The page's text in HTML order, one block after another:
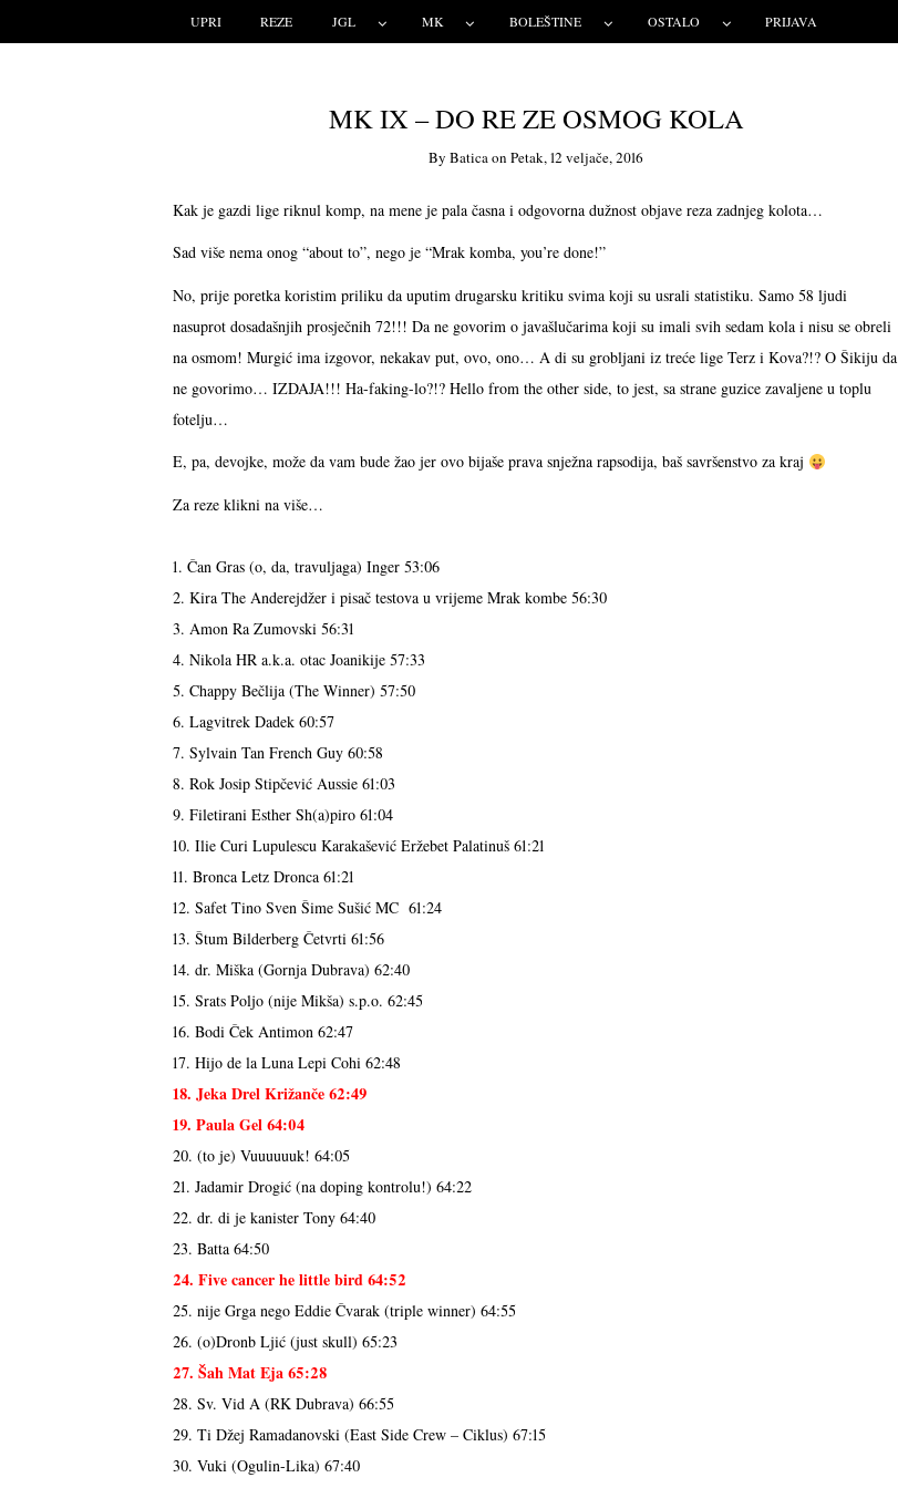
UPRI REZE JGL MK BOLEŠTINE OSTALO PRIJAVA
MK IX – DO RE ZE OSMOG KOLA
ByBaticaonPetak, 12 veljače, 2016
Kak je gazdi lige riknul komp, na mene je pala časna i odgovorna dužnost objave reza zadnjeg kolota…
Sad više nema onog “about to”, nego je “Mrak komba, you’re done!”
No, prije poretka koristim priliku da uputim drugarsku kritiku svima koji su usrali statistiku. Samo 58 ljudi
nasuprot dosadašnjih prosječnih 72!!! Da ne govorim o javašlučarima koji su imali svih sedam kola i nisu se obreli
na osmom! Murgić ima izgovor, nekakav put, ovo, ono… A di su grobljani iz treće lige Terz i Kova?!? O Šikiju da
ne govorimo… IZDAJA!!! Ha-faking-lo?!? Hello from the other side, to jest, sa strane guzice zavaljene u toplu
fotelju…
E, pa, devojke, može da vam bude žao jer ovo bijaše prava snježna rapsodija, baš savršenstvo za kraj
Za reze klikni na više…
1. Čan Gras (o, da, travuljaga) Inger 53:06
2. Kira The Anderejdžer i pisač testova u vrijeme Mrak kombe 56:30
3. Amon Ra Zumovski 56:31
4. Nikola HR a.k.a. otac Joanikije 57:33
5. Chappy Bečlija (The Winner) 57:50
6. Lagvitrek Dadek 60:57
7. Sylvain Tan French Guy 60:58
8. Rok Josip Stipčević Aussie 61:03
9. Filetirani Esther Sh(a)piro 61:04
10. Ilie Curi Lupulescu Karakašević Eržebet Palatinuš 61:21
11. Bronca Letz Dronca 61:21
12. Safet Tino Sven Šime Sušić MC 61:24
13. Štum Bilderberg Četvrti 61:56
14. dr. Miška (Gornja Dubrava) 62:40
15. Srats Poljo (nije Mikša) s.p.o. 62:45
16. Bodi Ček Antimon 62:47
17. Hijo de la Luna Lepi Cohi 62:48
18. Jeka Drel Križanče 62:49
19. Paula Gel 64:04
20. (to je) Vuuuuuuk! 64:05
21. Jadamir Drogić (na doping kontrolu!) 64:22
22. dr. di je kanister Tony 64:40
23. Batta 64:50
24. Five cancer he little bird 64:52
25. nije Grga nego Eddie Čvarak (triple winner) 64:55
26. (o)Dronb Ljić (just skull) 65:23
27. Šah Mat Eja 65:28
28. Sv. Vid A (RK Dubrava) 66:55
29. Ti Džej Ramadanovski (East Side Crew – Ciklus) 67:15
30. Vuki (Ogulin-Lika) 67:40